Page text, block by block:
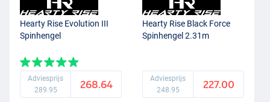
Hearty Rise Evolution III
Spinhengel
Adviesprijs
289.95
268.64
Hearty Rise Black Force
Spinhengel 2.31m
Adviesprijs
248.95
227.00